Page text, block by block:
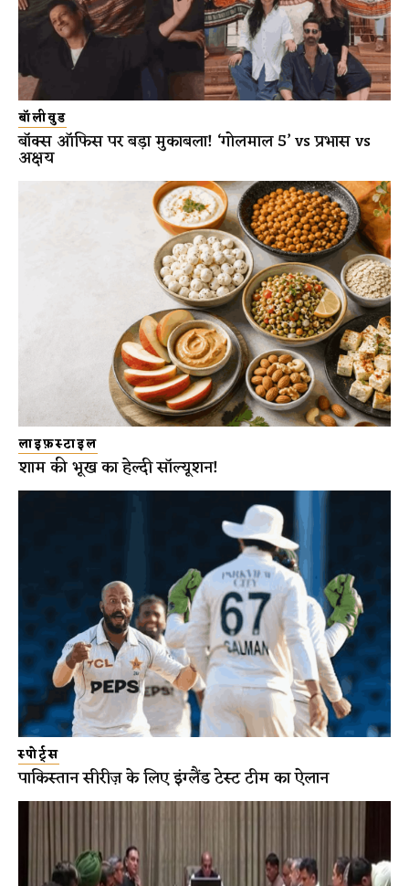
बॉलीवुड
बॉक्स ऑफिस पर बड़ा मुकाबला! ‘गोलमाल 5’ vs प्रभास vs
अक्षय
लाइफ़स्टाइल
शाम की भूख का हेल्दी सॉल्यूशन!
स्पोर्ट्स
पाकिस्तान सीरीज़ के लिए इंग्लैंड टेस्ट टीम का ऐलान